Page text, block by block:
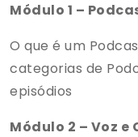
Módulo 1 –
O que é um
categorias de
episódios
Módulo 2 – Voz